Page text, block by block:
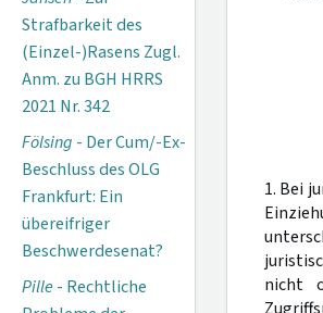
Strafbarkeit des
(Einzel-)Rasens Zugl.
Anm. zu BGH HRRS
2021 Nr. 342
Fölsing - Der Cum/-Ex-
Beschluss des OLG
Frankfurt: Ein
übereifriger
Beschwerdesenat?
Pille- Rechtliche
1. Bei
nicht